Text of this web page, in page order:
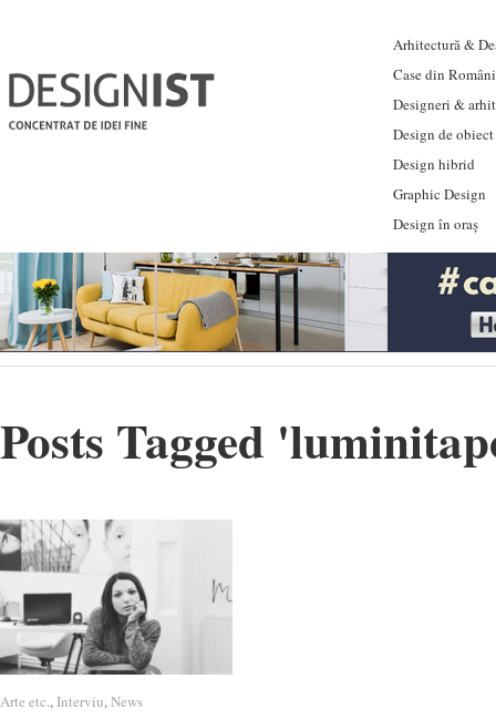
Arhitectură &
Case din
Designeri &
Design de obiect
Design hibrid
Graphic Design
Design în oraș
Posts Tagged '
Arte etc., Interviu,News
Arte etc. Interviu News